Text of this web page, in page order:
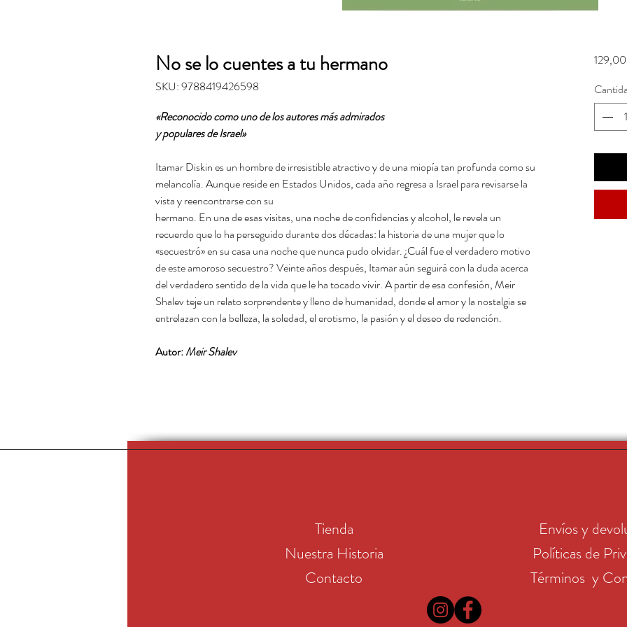
No se lo cuentes a tu hermano
SKU: 9788419426598
«Reconocido como uno de los autores más admirados
y populares de Israel»
Itamar Diskin es un hombre de irresistible atractivo y de una miopía tan profunda como su
melancolía. Aunque reside en Estados Unidos, cada año regresa a Israel para revisarse la
vista y reencontrarse con su
hermano. En una de esas visitas, una noche de confidencias y alcohol, le revela un
recuerdo que lo ha perseguido durante dos décadas: la historia de una mujer que lo
«secuestró» en su casa una noche que nunca pudo olvidar. ¿Cuál fue el verdadero motivo
de este amoroso secuestro? Veinte años después, Itamar aún seguirá con la duda acerca
del verdadero sentido de la vida que le ha tocado vivir. A partir de esa confesión, Meir
Shalev teje un relato sorprendente y lleno de humanidad, donde el amor y la nostalgia se
entrelazan con la belleza, la soledad, el erotismo, la pasión y el deseo de redención.
Autor:Meir Shalev
Tienda
Nuestra Historia
Contacto
Envíos y
Políticas de
Términos y